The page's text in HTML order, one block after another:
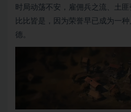
时局动荡不安，雇佣兵之流、土
比比皆是，因为荣誉早已成为一
德。